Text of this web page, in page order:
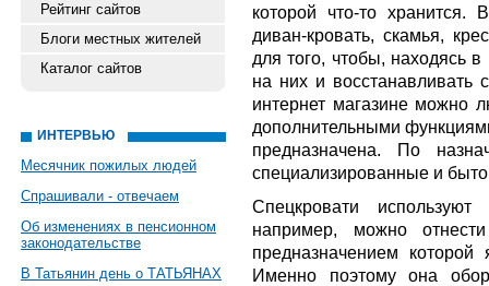
Рейтинг сайтов
Блоги местных жителей
Каталог сайтов
ИНТЕРВЬЮ
Месячник пожилых людей
Спрашивали - отвечаем
Об изменениях в пенсионном
законодательстве
В Татьянин день о ТАТЬЯНАХ
которой что-то хранится.
диван-кровать, скамья,
для того, чтобы, находясь
на них и восстанавливать
интернет магазине можно
дополнительными
предназначена. По
специализированные и
Спецкровати
например, можно
предназначением
Именно поэтому она